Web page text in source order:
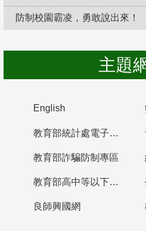
防制校園霸凌，勇敢說出來！
主題
English
教育部統計處電子書櫃
教育部詐騙防制專區
教育部高中等以下學校及幼兒園教師資格檢定考試
良師興國網